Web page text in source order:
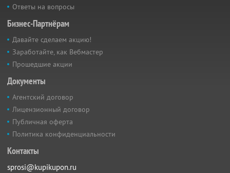
Ответы на вопросы
Бизнес-Партнёрам
Давайте сделаем акцию!
Заработайте, как Вебмастер
Прошедшие акции
Документы
Агентский договор
Лицензионный договор
Публичная оферта
Политика конфиденциальности
Контакты
sprosi@kupikupon.ru